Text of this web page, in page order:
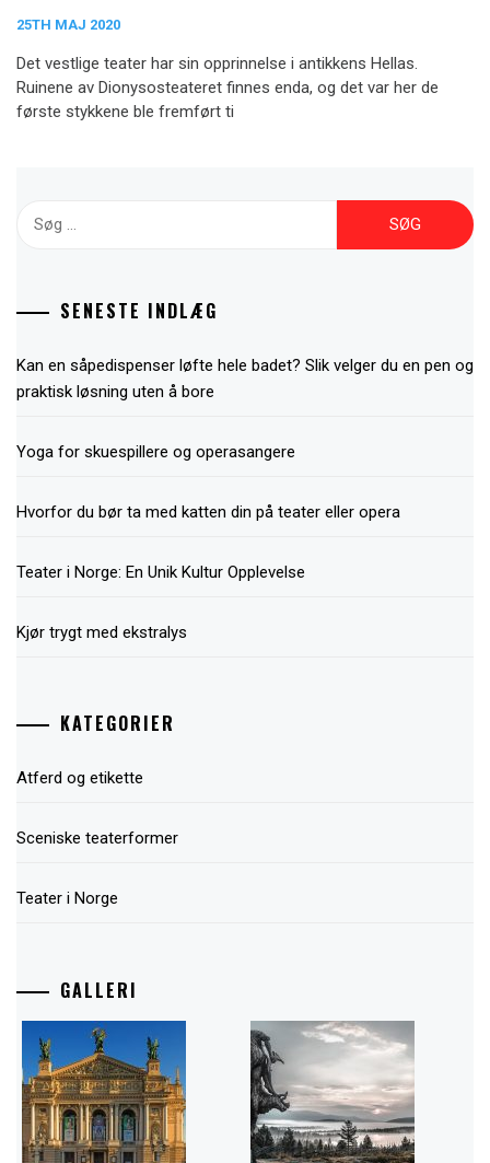
25TH MAJ 2020
Det vestlige teater har sin opprinnelse i antikkens Hellas.
Ruinene av Dionysosteateret finnes enda, og det var her de
første stykkene ble fremført ti
efter:
SENESTE INDLÆG
Kan en såpedispenser løfte hele badet? Slik velger du en pen og
praktisk løsning uten å bore
Yoga for skuespillere og operasangere
Hvorfor du bør ta med katten din på teater eller opera
Teater i Norge: En Unik Kultur Opplevelse
Kjør trygt med ekstralys
KATEGORIER
Atferd og etikette
Sceniske teaterformer
Teater i Norge
GALLERI